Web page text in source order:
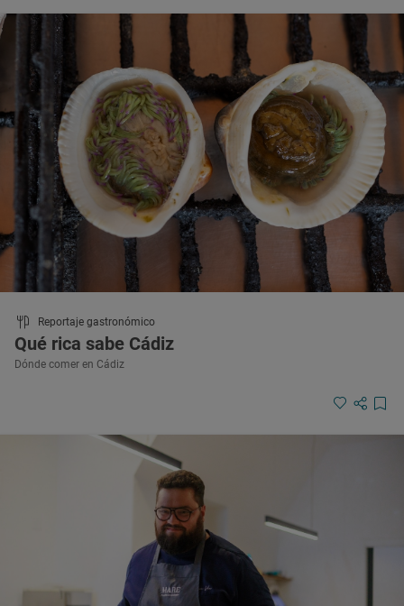
Reportaje gastronómico
Qué rica sabe Cádiz
Dónde comer en Cádiz